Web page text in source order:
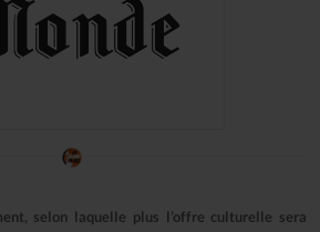
selon laquelle plus l’offre culturelle sera